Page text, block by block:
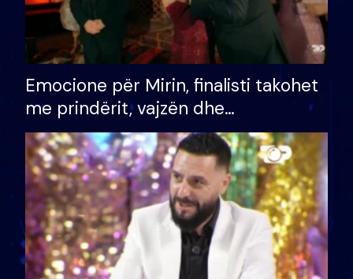
Emocione për Mirin, finalisti takohet
me prindërit, vajzën dhe
bashkëshorten: S’kemi ndonjë letër
divorci apo jo?